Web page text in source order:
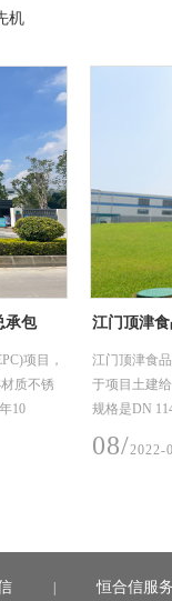
机
业园项目顺
期投产活动
胡玖明代表孝
锂电池产业园
广州
广州市
主要用
钢工业
08/
| 恒合信服务